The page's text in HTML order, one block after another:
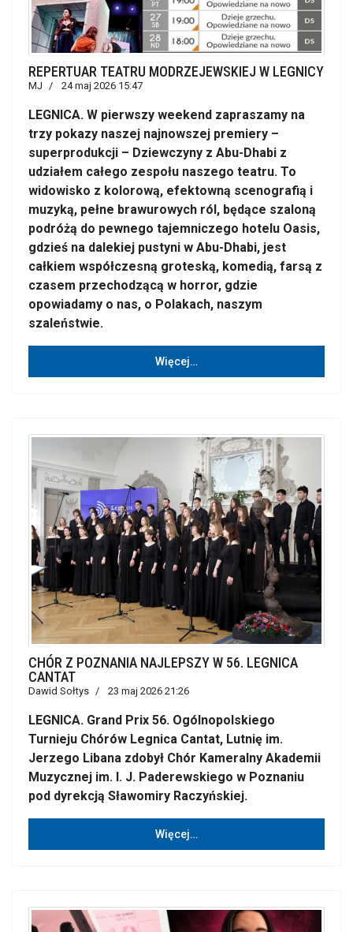
REPERTUAR TEATRU MODRZEJEWSKIEJ W LEGNICY
MJ 24 maj 2026 15:47
LEGNICA. W pierwszy weekend zapraszamy na
trzy pokazy naszej najnowszej premiery –
superprodukcji – Dziewczyny z Abu-Dhabi z
udziałem całego zespołu naszego teatru. To
widowisko z kolorową, efektowną scenografią i
muzyką, pełne brawurowych ról, będące szaloną
podróżą do pewnego tajemniczego hotelu Oasis,
gdzieś na dalekiej pustyni w Abu-Dhabi, jest
całkiem współczesną groteską, komedią, farsą z
czasem przechodzącą w horror, gdzie
opowiadamy o nas, o Polakach, naszym
szaleństwie.
Więcej…
CHÓR Z POZNANIA NAJLEPSZY W 56. LEGNICA
CANTAT
Dawid Sołtys 23 maj 2026 21:26
LEGNICA. Grand Prix 56. Ogólnopolskiego
Turnieju Chórów Legnica Cantat, Lutnię im.
Jerzego Libana zdobył Chór Kameralny Akademii
Muzycznej im. I. J. Paderewskiego w Poznaniu
pod dyrekcją Sławomiry Raczyńskiej.
Więcej…